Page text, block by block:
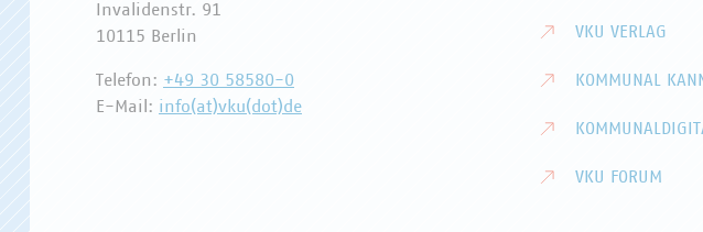
Invalidenstr. 91
10115 Berlin
Telefon: +49 30 58580-0
E-Mail: info(at)vku(dot)de
VKU VERLAG
KOMMUNAL
VKU FORUM